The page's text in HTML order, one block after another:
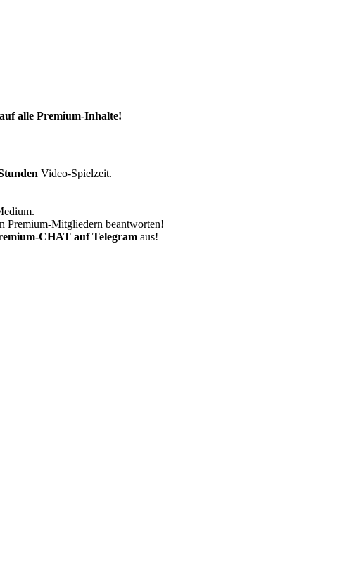
alle Premium-Inhalte!
Video-Spielzeit.
Premium-Mitgliedern beantworten!
CHAT auf Telegram aus!